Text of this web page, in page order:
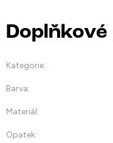
Kategorie:
Barva:
Materiál:
Opatek: